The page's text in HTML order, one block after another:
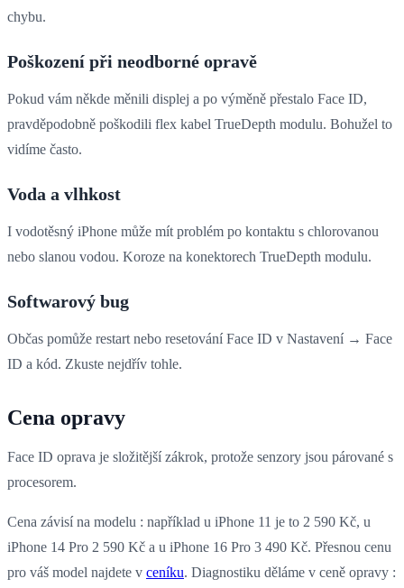
chybu.
Poškození při neodborné opravě
Pokud vám někde měnili displej a po výměně přestalo Face ID,
pravděpodobně poškodili flex kabel TrueDepth modulu. Bohužel to
vidíme často.
Voda a vlhkost
I vodotěsný iPhone může mít problém po kontaktu s chlorovanou
nebo slanou vodou. Koroze na konektorech TrueDepth modulu.
Softwarový bug
Občas pomůže restart nebo resetování Face ID v Nastavení → Face
ID a kód. Zkuste nejdřív tohle.
Cena opravy
Face ID oprava je složitější zákrok, protože senzory jsou párované s
procesorem.
Cena závisí na modelu : například u iPhone 11 je to 2 590 Kč, u
iPhone 14 Pro 2 590 Kč a u iPhone 16 Pro 3 490 Kč. Přesnou cenu
pro váš model najdete v ceníku. Diagnostiku děláme v ceně opravy :